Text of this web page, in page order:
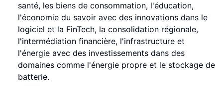
santé, les biens de consommation, l'éducation,
l'économie du savoir avec des innovations dans le
logiciel et la FinTech, la consolidation régionale,
l'intermédiation financière, l'infrastructure et
l'énergie avec des investissements dans des
domaines comme l'énergie propre et le stockage de
batterie.